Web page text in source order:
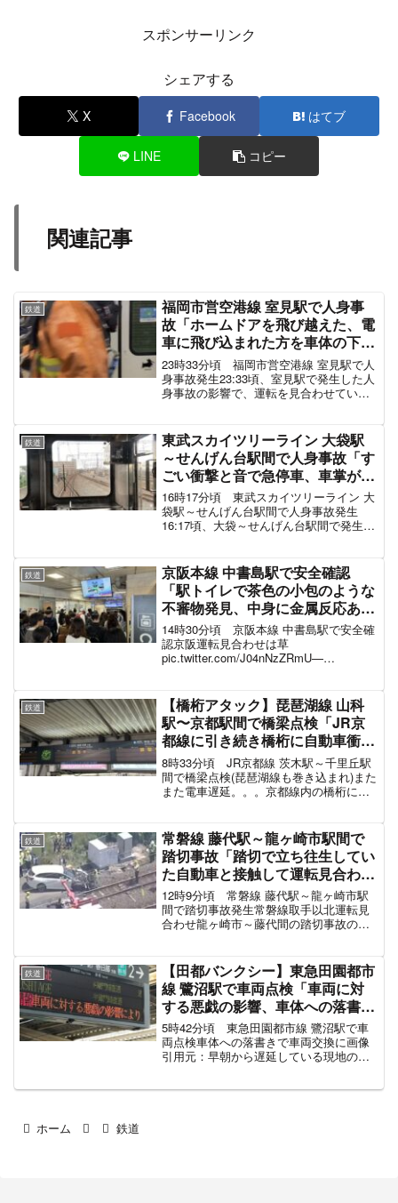
スポンサーリンク
シェアする
X Facebook はてブ
LINE コピー
関連記事
鉄道
福岡市営空港線 室見駅で人身事
故「ホームドアを飛び越えた、電
車に飛び込まれた方を車体の下か
ら引き出す作業を行なってる」地
下鉄空港線 電車遅延7月22日
23時33分頃 福岡市営空港線 室見駅で人
身事故発生23:33頃、室見駅で発生した人
身事故の影響で、運転を見合わせていま
方いませんか」って。今警官も回ってき
た。 pic...
鉄道
東武スカイツリーライン 大袋駅
～せんげん台駅間で人身事故「す
ごい衝撃と音で急停車、車掌が電
車の外を覗いてる」東武伊勢崎線
電車遅延6月25日
16時17分頃 東武スカイツリーライン 大
袋駅～せんげん台駅間で人身事故発生
16:17頃、大袋～せんげん台駅間で発生し
イツリーライン 人身事故の再開目安
2021年6月1...
鉄道
京阪本線 中書島駅で安全確認
「駅トイレで茶色の小包のような
不審物発見、中身に金属反応あり
で警察が爆発物処理班出動」運転
見合わせ電車遅延 #京阪電車 11月
1日
14時30分頃 京阪本線 中書島駅で安全確
認京阪運転見合わせは草
pic.twitter.com/J04nNzZRmU—
降ろされま...
鉄道
【橋桁アタック】琵琶湖線 山科
駅〜京都駅間で橋梁点検「JR京
都線に引き続き橋桁に自動車衝突
でダイヤがボロボロ」奈良線や
JR京都線も巻き込まれ電車遅延
10月3日
8時33分頃 JR京都線 茨木駅～千里丘駅
間で橋梁点検(琵琶湖線も巻き込まれ)また
また電車遅延。。。京都線内の橋桁に車
会議に間に合わない！#遅延好きな人と繋
がりたい p...
鉄道
常磐線 藤代駅～龍ヶ崎市駅間で
踏切事故「踏切で立ち往生してい
た自動車と接触して運転見合わ
せ、車が大破でレッカー移動」電
車遅延6月1日
12時9分頃 常磐線 藤代駅～龍ヶ崎市駅
間で踏切事故発生常磐線取手以北運転見
合わせ龍ヶ崎市～藤代間の踏切事故のた
ランド舞浜 (@bayland...
鉄道
【田都バンクシー】東急田園都市
線 鷺沼駅で車両点検「車両に対
する悪戯の影響、車体への落書き
で車両交換」東京メトロ半蔵門線
や東武スカイツリーラインも巻き
込まれ電車遅延 #田都 #田園都市
5時42分頃 東急田園都市線 鷺沼駅で車
両点検車体への落書きで車両交換に画像
引用元：早朝から遅延している現地の様
ホーム
鉄道